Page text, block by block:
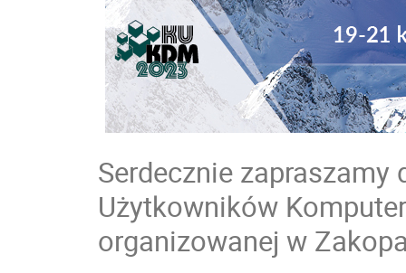
Serdecznie
Użytkowników
organizowanej w